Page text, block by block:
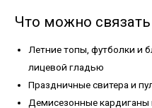
Что можно связать
Летние топы, футболки и
лицевой гладью
Праздничные свитера и
Демисезонные кардиганы